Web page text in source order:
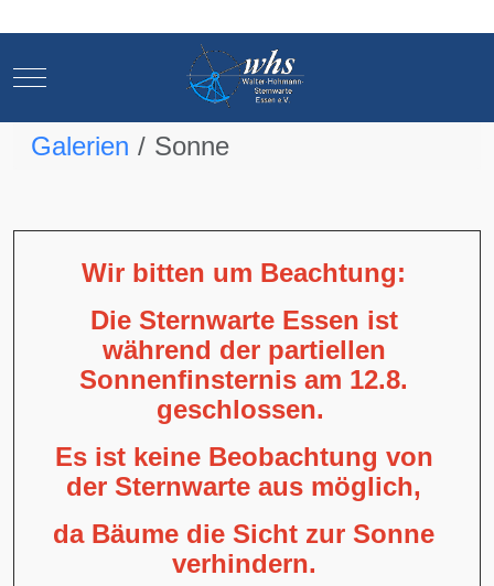
Mobile Menu Toggle
Galerien Sonne
Wir bitten um Beachtung:
Die Sternwarte Essen ist
während der partiellen
Sonnenfinsternis am 12.8.
geschlossen.
Es ist keine Beobachtung von
der Sternwarte aus möglich,
da Bäume die Sicht zur Sonne
verhindern.